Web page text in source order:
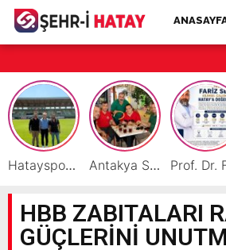
Hatayspor İç Saha Maçlarını Reyhanlı’da Oynamaya Hazırlanıyor Antakya Simidi Türkiye’nin Lezzet Zirvesinde
HBB ZABITALARI
GÜÇLERİNİ